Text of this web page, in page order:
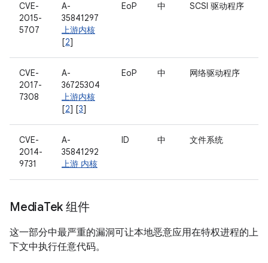
CVE-
2015-
5707
A-
35841297
上游内核
[2]
EoP 中 SCSI 驱动程序
CVE-
2017-
7308
A-
36725304
上游内核
[2] [3]
EoP 中 网络驱动程序
CVE-
2014-
9731
A-
35841292
上游 内核
ID 中 文件系统
MediaTek 组件
这一部分中最严重的漏洞可让本地恶意应用在特权进程的上
下文中执行任意代码。